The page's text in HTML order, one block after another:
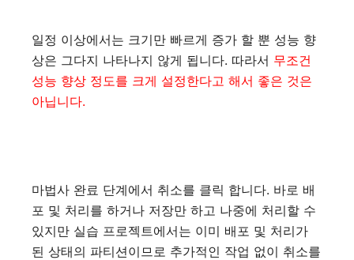
일정 이상에서는 크기만 빠르게 증가 할 뿐 성능 향
상은 그다지 나타나지 않게 됩니다. 따라서 무조건
성능 향상 정도를 크게 설정한다고 해서 좋은 것은
아닙니다.
마법사 완료 단계에서 취소를 클릭 합니다. 바로 배
포 및 처리를 하거나 저장만 하고 나중에 처리할 수
있지만 실습 프로젝트에서는 이미 배포 및 처리가
된 상태의 파티션이므로 추가적인 작업 없이 취소를